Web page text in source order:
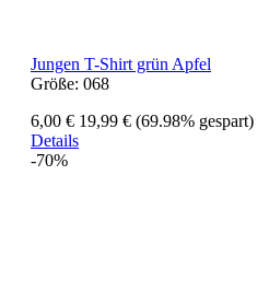
Jungen T-Shirt grün Apfel
Größe: 068
6,00 € 19,99 € (69.98% gespart)
Details
-70%